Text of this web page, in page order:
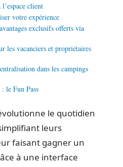
client
votre expérience
exclusifs offerts via
les vacanciers et propriétaires
dans les campings
le Fun Pass
le quotidien
leurs
faisant gagner un
à une interface